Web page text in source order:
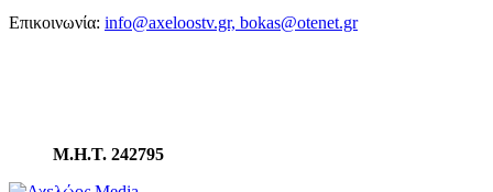
Επικοινωνία: info@axeloostv.gr, bokas@otenet.gr
Μ.Η.Τ. 242795